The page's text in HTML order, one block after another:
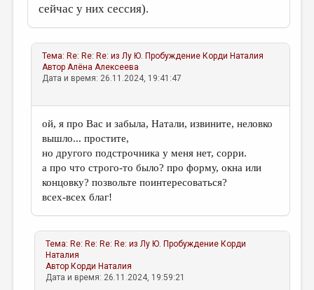
сейчас у них сессия).
Тема: Re: Re: Re: из Лу Ю. Пробуждение Корди Наталия
АвторАлёна Алексеева
Дата и время: 26.11.2024, 19:41:47
ой, я про Вас и забыла, Натали, извините, неловко
вышло... простите,
но другого подстрочника у меня нет, сорри.
а про что строго-то было? про форму, окна или
концовку? позвольте поинтересоваться?
всех-всех благ!
Тема: Re: Re: Re: Re: из Лу Ю. Пробуждение Корди
Наталия
Автор Корди Наталия
Дата и время: 26.11.2024, 19:59:21